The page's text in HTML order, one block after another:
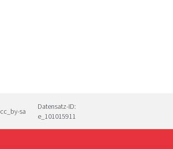
cc_by-sa
Datensatz-ID:
e_101015911